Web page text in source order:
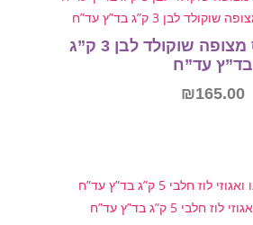
הוספה לסל
מיני קורנפלקס מצופה שוקולד לבן 3 ק”ג
בד”ץ עד”ח
₪165.00
הוספה לסל